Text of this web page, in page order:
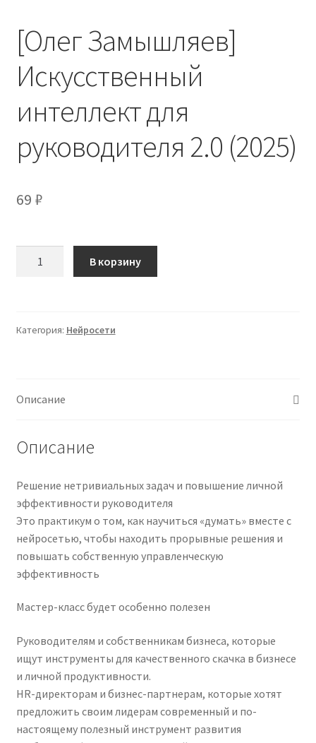
[Олег Замышляев]
Искусственный
интеллект для
руководителя 2.0 (2025)
69 ₽
Искусственный
2.0
В корзину
Категория: Нейросети
Описание
Описание
Решение нетривиальных задач и повышение личной
эффективности руководителя
Это практикум о том, как научиться «думать» вместе с
нейросетью, чтобы находить прорывные решения и
повышать собственную управленческую
эффективность
Мастер-класс будет особенно полезен
Руководителям и собственникам бизнеса, которые
ищут инструменты для качественного скачка в бизнесе
и личной продуктивности.
HR-директорам и бизнес-партнерам, которые хотят
предложить своим лидерам современный и по-
настоящему полезный инструмент развития